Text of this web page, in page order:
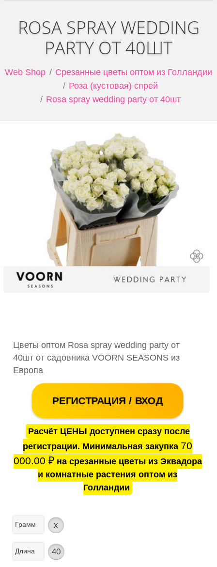
ROSA SPRAY WEDDING
PARTY ОТ 40ШТ
Web Shop
Срезанные цветы оптом из Голландии
Роза (кустовая) спрей
Rosa spray wedding party от 40шт
Цветы оптом Rosa spray wedding party от
40шт от садовника VOORN SEASONS из
Европа
РЕГИСТРАЦИЯ / ВХОД
Расчёт ЦЕНЫ доступнен сразу после
регистрации. Минимальная закупка 70
000.00 ₽на срезанные цветы из Эквадора
и комнатные растения оптом из
Голландии
Грамм x
Длина 40